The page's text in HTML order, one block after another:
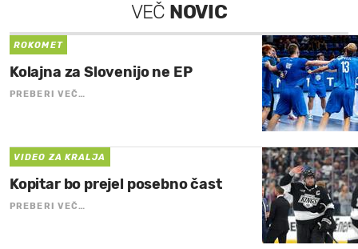
VEČ NOVIC
ROKOMET
Kolajna za Slovenijo ne EP
PREBERI VEČ…
VIDEO ZA KRALJA
Kopitar bo prejel posebno čast
PREBERI VEČ…